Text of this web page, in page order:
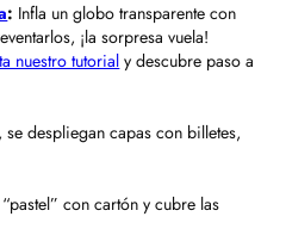
: Infla un globo transparente con
¡la sorpresa vuela!
nuestro tutorial y descubre paso a
despliegan capas con billetes,
con cartón y cubre las